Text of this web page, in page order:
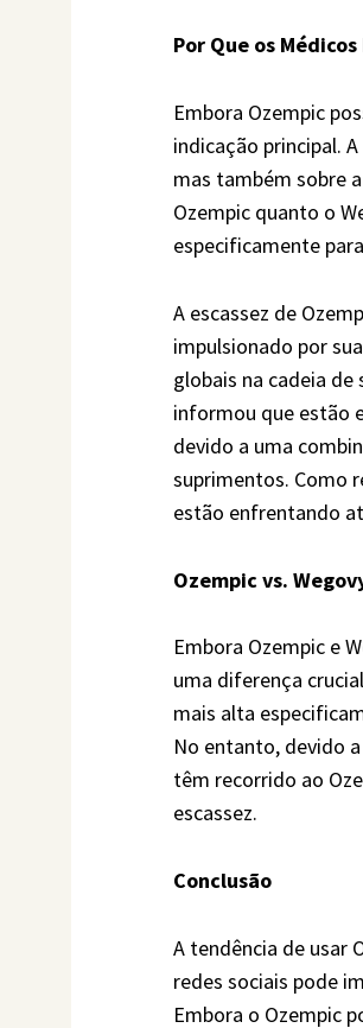
Por Que os
Embora Ozempic
indicação principal.
mas também sobre
Ozempic quanto o
especificamente
A escassez de
impulsionado por
globais na cadeia
informou que estão
devido a uma
suprimentos. Como
estão enfrentando
Ozempic vs.
Embora Ozempic e
uma diferença
mais alta
No entanto, devido
têm recorrido ao
escassez.
Conclusão
A tendência de usar
redes sociais pode
Embora o Ozempic